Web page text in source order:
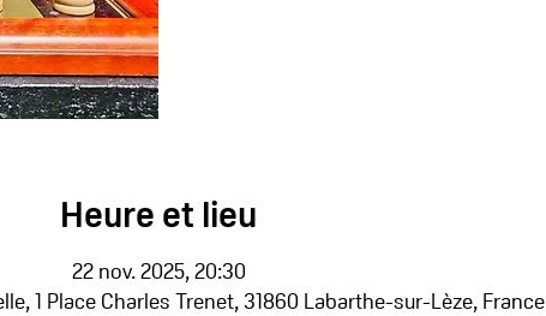
Heure et lieu
22 nov. 2025, 20:30
1 Place Charles Trenet, 31860 Labarthe-sur-Lèze, France